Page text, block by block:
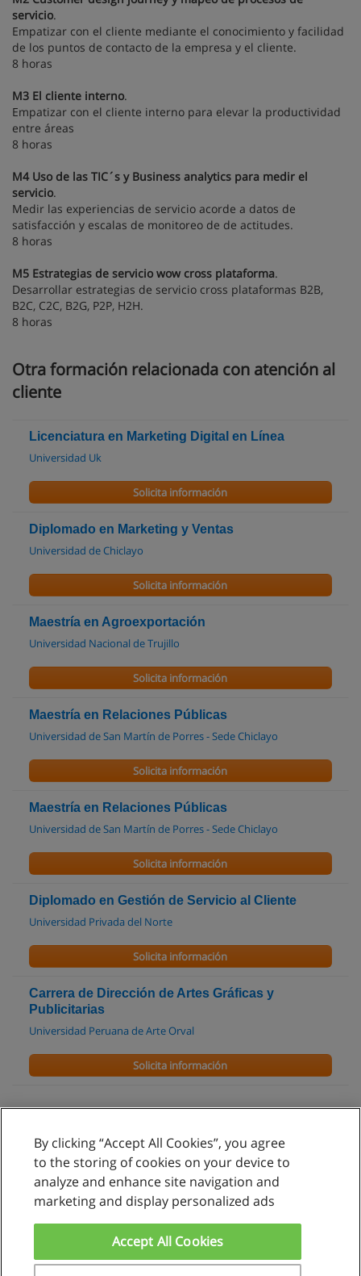
servicio.
Empatizar con el cliente mediante el conocimiento y facilidad
de los puntos de contacto de la empresa y el cliente.
8 horas
M3 El cliente interno.
Empatizar con el cliente interno para elevar la productividad
entre áreas
8 horas
M4 Uso de las TIC´s y Business analytics para medir el
servicio.
Medir las experiencias de servicio acorde a datos de
satisfacción y escalas de monitoreo de de actitudes.
8 horas
M5 Estrategias de servicio wow cross plataforma.
Desarrollar estrategias de servicio cross plataformas B2B,
B2C, C2C, B2G, P2P, H2H.
8 horas
Otra formación relacionada con atención al
cliente
Licenciatura en Marketing Digital en Línea
Universidad Uk
Solicita información
Diplomado en Marketing y Ventas
Universidad de Chiclayo
Solicita información
Maestría en Agroexportación
Universidad Nacional de Trujillo
Solicita información
Maestría en Relaciones Públicas
Universidad de San Martín de Porres - Sede Chiclayo
Solicita información
Maestría en Relaciones Públicas
Universidad de San Martín de Porres - Sede Chiclayo
Solicita información
Diplomado en Gestión de Servicio al Cliente
Universidad Privada del Norte
Solicita información
Carrera de Dirección de Artes Gráficas y
Publicitarias
Universidad Peruana de Arte Orval
Solicita información
Reglas de uso
Privacidad de datos
www.educaedu.com.pe
By clicking “Accept All Cookies”, you agree
to the storing of cookies on your device to
analyze and enhance site navigation and
marketing and display personalized ads
Accept All Cookies